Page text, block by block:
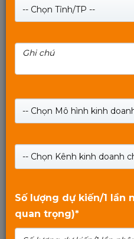
TRONG SUỐT MIXIE
Giá:690,000₫
SHOP NOW
-- Chọn Tỉnh/TP --
-- Chọn Mô hình kinh
-- Chọn Kênh kinh doanh
Số lượng dự kiến/1 lần
quan trọng)*